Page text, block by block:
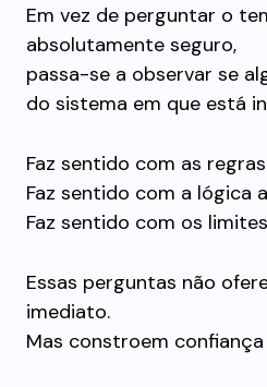
Em vez de perguntar o
absolutamente seguro,
passa-se a observar se
do sistema em que está
Faz sentido com as
Faz sentido com a lógica
Faz sentido com os
Essas perguntas não
imediato.
Mas constroem